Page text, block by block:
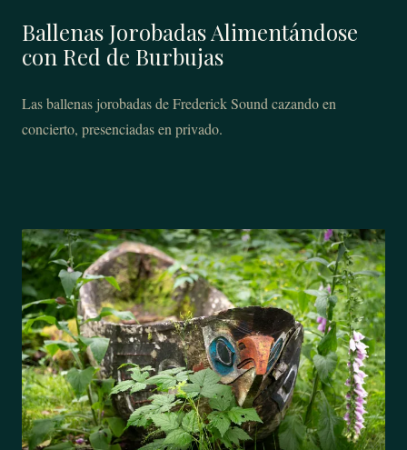
Ballenas Jorobadas Alimentándose
con Red de Burbujas
Las ballenas jorobadas de Frederick Sound cazando en
concierto, presenciadas en privado.